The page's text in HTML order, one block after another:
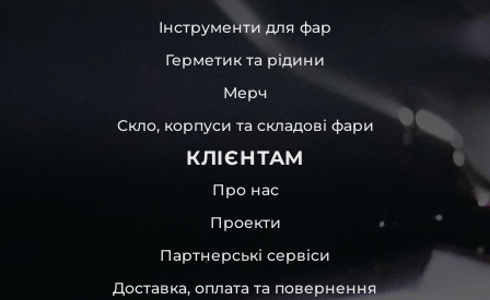
Інструменти для фар
Герметик та рідини
Мерч
Скло, корпуси та складові фари
КЛІЄНТАМ
Про нас
Проекти
Партнерські сервіси
Доставка, оплата та повернення